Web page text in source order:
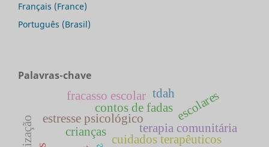
Français (France)
Português (Brasil)
Palavras-chave
cuidados terapêuticos
terapia comunitária
estresse psicológico
contos de fadas
fracasso escolar
crianças
escolares
tdah